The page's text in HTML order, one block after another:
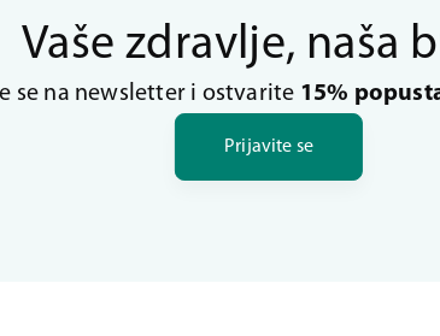
Vaše zdravlje, naša
se na newsletter i ostvarite 15%
Prijavite se